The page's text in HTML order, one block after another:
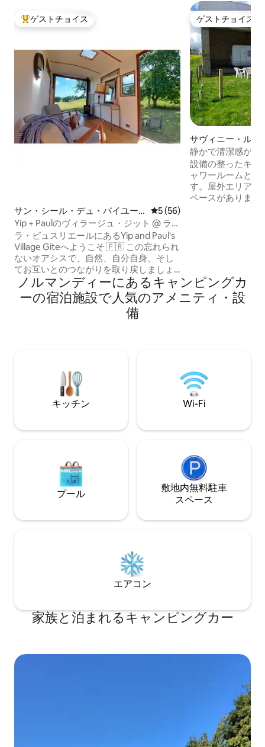
大好評のゲストチョイスです。
ゲストチョイス
サン・シール・デュ・バイユー
ルのタイニーハウス
レビュー56件、5つ星中5つ
5 (56)
Yip + Paulのヴィラージュ・ジット @ ラ・
ビュスリエール
ラ・ビュスリエールにあるYip and Paul's
Village Giteへようこそ 🇫🇷 この忘れられ
ないオアシスで、自然、自分自身、そし
てお互いとのつながりを取り戻しましょ
う。 現在の宿泊施設は、豪華に改装され
たヴィンテージのホースボックストラッ
クで、その隣には、スタイリッシュでプ
ライベートなキッチンとバスルームに改
げる場所がたくさんあります。
ゲストチョイス
ゲストチョイス
サヴィニー・ル・
キャンピングカー
静かで清潔感があ
れに最適なキャラ
設備の整ったキャ
ャワールームとミ
す。屋外エリア、
ペースがあります
エリアではWi-Fi
近くにある歴史
院、モンサンミッ
ノルマンディーにあるキャンピングカ
ーの宿泊施設で人気のアメニティ・設
備
キッチン Wi-Fi
プール
敷地内無料駐⁠車
ス⁠ペ⁠ー⁠ス
エアコン
家族と泊まれるキャンピングカー